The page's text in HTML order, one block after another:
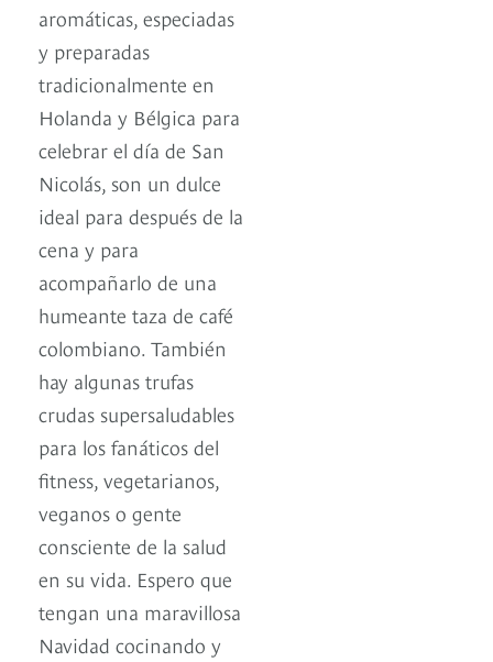
aromáticas, especiadas
y preparadas
tradicionalmente en
Holanda y Bélgica para
celebrar el día de San
Nicolás, son un dulce
ideal para después de la
cena y para
acompañarlo de una
humeante taza de café
colombiano. También
hay algunas trufas
crudas supersaludables
para los fanáticos del
fitness, vegetarianos,
veganos o gente
consciente de la salud
en su vida. Espero que
tengan una maravillosa
Navidad cocinando y